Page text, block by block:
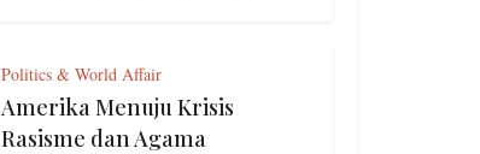
Politics & World Affair
Amerika Menuju Krisis
Rasisme dan Agama